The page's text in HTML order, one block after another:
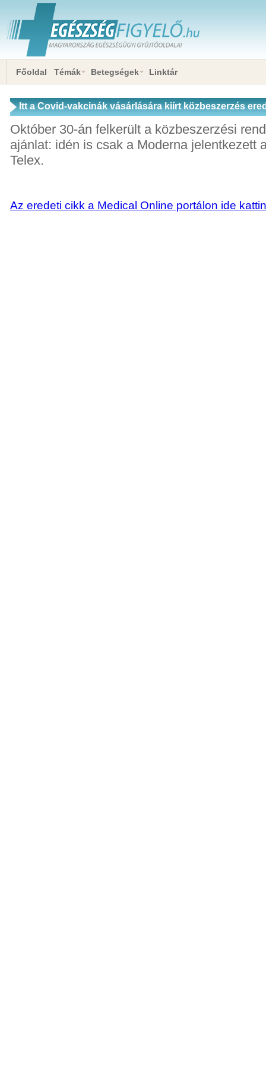
Főoldal Témák Betegségek Linktár
Itt a Covid-vakcinák vásárlására kiírt közbeszerzés
Október 30-án felkerült a közbeszerzési
ajánlat: idén is csak a Moderna jelentkezett
Telex.
Az eredeti cikk a Medical Online portálon ide